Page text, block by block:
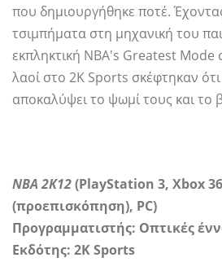
που δημιουργήθηκε ποτέ.
τσιμπήματα στη μηχανική του
εκπληκτική NBA's Greatest Mode
λαοί στο 2K Sports σκέφτηκαν
αποκαλύψει το ψωμί τους και το
ΝΒΑ 2Κ12(PlayStation 3, Xbox
(προεπισκόπηση), PC)
Προγραμματιστής: Οπτικές
Εκδότης: 2K Sports